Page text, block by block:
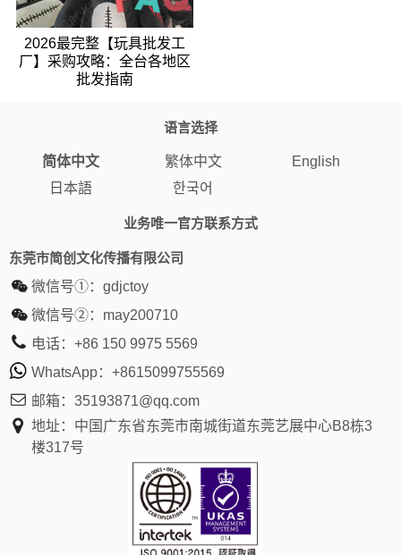
2026最完整【玩具批发工
厂】采购攻略：全台各地区
批发指南
语言选择
简体中文 繁体中文
English
日本語
한국어
业务唯一官方联系方式
东莞市简创文化传播有限公司
微信号①： gdjctoy
微信号②： may200710
电话： +86 150 9975 5569
WhatsApp： +8615099755569
邮箱： 35193871@qq.com
地址：中国广东省东莞市南城街道东莞艺展中心B8栋3
楼317号